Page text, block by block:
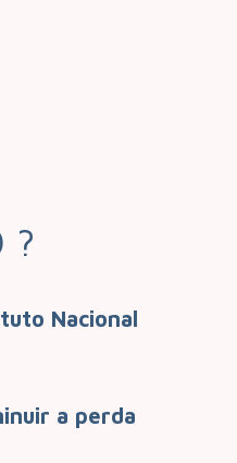
Nacional
a perda